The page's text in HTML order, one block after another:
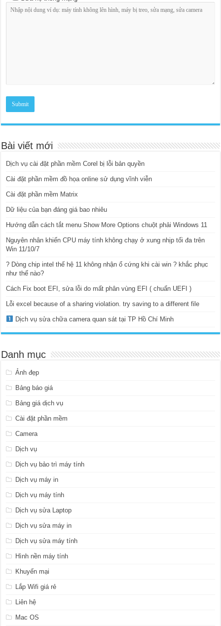
Bài viết mới
Dịch vụ cài đặt phần mềm Corel bị lỗi bản quyền
Cài đặt phần mềm đồ họa online sử dụng vĩnh viễn
Cài đặt phần mềm Matrix
Dữ liệu của bạn đáng giá bao nhiêu
Hướng dẫn cách tắt menu Show More Options chuột phải Windows 11
Nguyên nhân khiến CPU máy tính không chạy ở xung nhịp tối đa trên
Win 11/10/7
? Dòng chip intel thế hệ 11 không nhận ổ cứng khi cài win ? khắc phục
như thế nào?
Cách Fix boot EFI, sửa lỗi do mất phân vùng EFI ( chuẩn UEFI )
Lỗi excel because of a sharing violation. try saving to a different file
Dịch vụ sửa chữa camera quan sát tại TP Hồ Chí Minh
Danh mục
Ảnh đẹp
Bảng báo giá
Bảng giá dịch vụ
Cài đặt phần mềm
Camera
Dịch vụ
Dịch vụ bảo trì máy tính
Dịch vụ máy in
Dịch vụ máy tính
Dịch vụ sửa Laptop
Dịch vụ sửa máy in
Dịch vụ sửa máy tính
Hình nền máy tính
Khuyến mại
Lắp Wifi giá rẻ
Liên hệ
Mac OS